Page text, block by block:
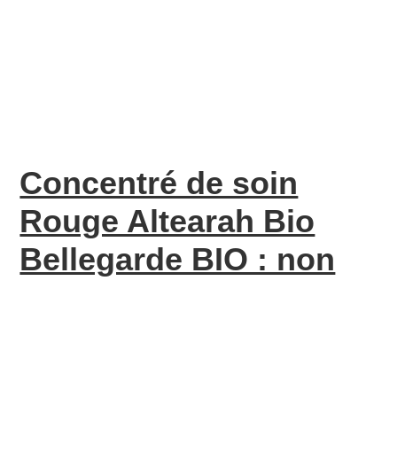
Concentré de soin
Rouge Altearah Bio
Bellegarde BIO : non